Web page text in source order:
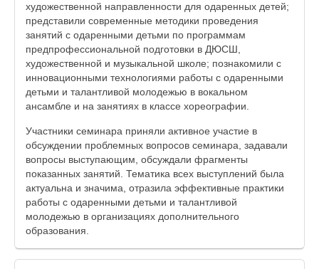
художественной направленности для одаренных детей;
представили современные методики проведения
занятий с одаренными детьми по программам
предпрофессиональной подготовки в ДЮСШ,
художественной и музыкальной школе; познакомили с
инновационными технологиями работы с одаренными
детьми и талантливой молодежью в вокальном
ансамбле и на занятиях в классе хореографии.
Участники семинара приняли активное участие в
обсуждении проблемных вопросов семинара, задавали
вопросы выступающим, обсуждали фрагменты
показанных занятий. Тематика всех выступлений была
актуальна и значима, отразила эффективные практики
работы с одаренными детьми и талантливой
молодежью в организациях дополнительного
образования.